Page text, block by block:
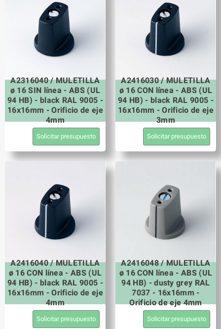
A2316040 / MULETILLA
ø 16 SIN línea - ABS (UL
94 HB) - black RAL 9005 -
16x16mm - Orificio de eje
4mm
Solicitar presupuesto
A2416030 / MULETILLA
ø 16 CON línea - ABS (UL
94 HB) - black RAL 9005 -
16x16mm - Orificio de eje
3mm
Solicitar presupuesto
A2416040 / MULETILLA
ø 16 CON línea - ABS (UL
94 HB) - black RAL 9005 -
16x16mm - Orificio de eje
4mm
Solicitar presupuesto
A2416048 / MULETILLA
ø 16 CON línea - ABS (UL
94 HB) - dusty grey RAL
7037 - 16x16mm -
Orificio de eje 4mm
Solicitar presupuesto